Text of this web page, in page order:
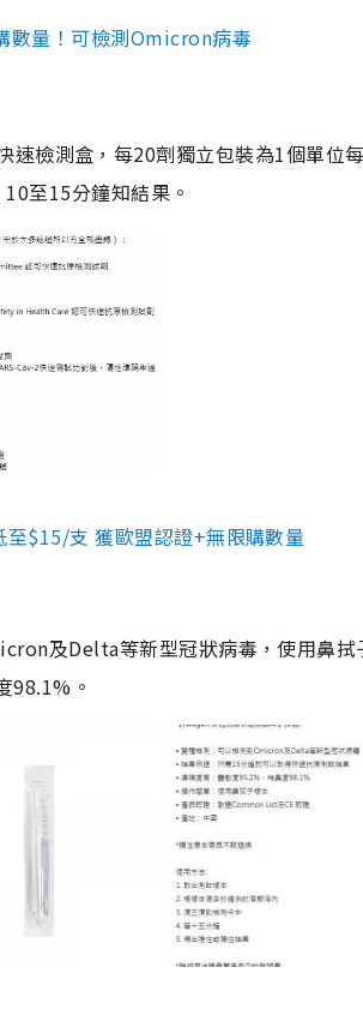
數量！可檢測Omicron病毒
檢測盒，每20劑獨立包裝為1個單位
至15分鐘知結果。
$15/支 獲歐盟認證+無限購數量
及Delta等新型冠狀病毒，使用鼻拭
98.1%。